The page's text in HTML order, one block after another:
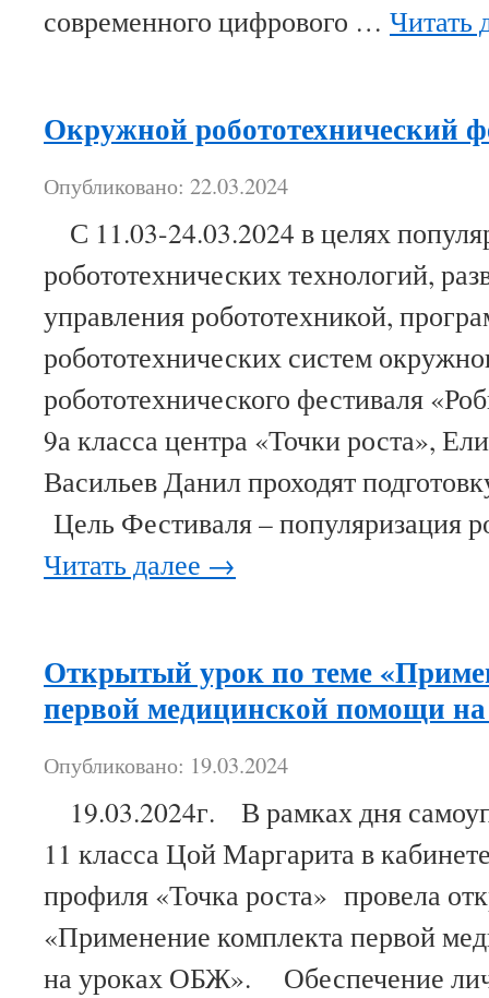
современного цифрового … Читать
Окружной робототехнический
Опубликовано: 22.03.2024
С 11.03-24.03.2024 в целях
робототехнических технологий,
управления робототехникой,
робототехнических систем
робототехнического фестиваля
9а класса центра «Точки роста»,
Васильев Данил проходят
Цель Фестиваля – популяризация
Читать далее →
Открытый урок по теме
первой медицинской помощи
Опубликовано: 19.03.2024
19.03.2024г. В рамках дня
11 класса Цой Маргарита в
профиля «Точка роста» провела
«Применение комплекта первой
на уроках ОБЖ». Обеспечение